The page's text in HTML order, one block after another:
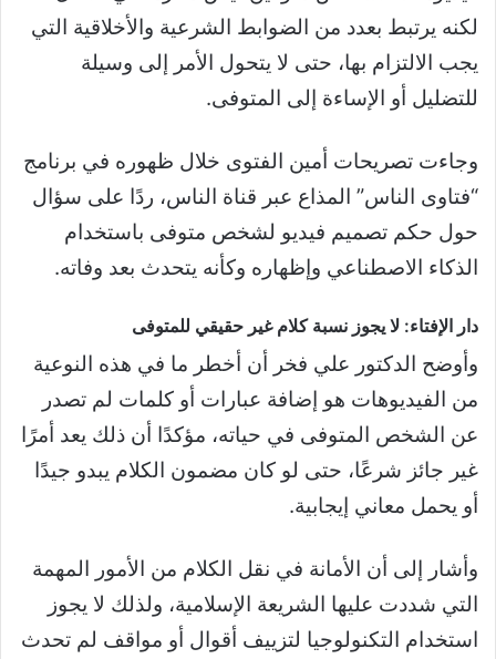
لكنه يرتبط بعدد من الضوابط الشرعية والأخلاقية التي
يجب الالتزام بها، حتى لا يتحول الأمر إلى وسيلة
للتضليل أو الإساءة إلى المتوفى.
وجاءت تصريحات أمين الفتوى خلال ظهوره في برنامج
“فتاوى الناس” المذاع عبر قناة الناس، ردًا على سؤال
حول حكم تصميم فيديو لشخص متوفى باستخدام
الذكاء الاصطناعي وإظهاره وكأنه يتحدث بعد وفاته.
دار الإفتاء: لا يجوز نسبة كلام غير حقيقي للمتوفى
وأوضح الدكتور علي فخر أن أخطر ما في هذه النوعية
من الفيديوهات هو إضافة عبارات أو كلمات لم تصدر
عن الشخص المتوفى في حياته، مؤكدًا أن ذلك يعد أمرًا
غير جائز شرعًا، حتى لو كان مضمون الكلام يبدو جيدًا
أو يحمل معاني إيجابية.
وأشار إلى أن الأمانة في نقل الكلام من الأمور المهمة
التي شددت عليها الشريعة الإسلامية، ولذلك لا يجوز
استخدام التكنولوجيا لتزييف أقوال أو مواقف لم تحدث